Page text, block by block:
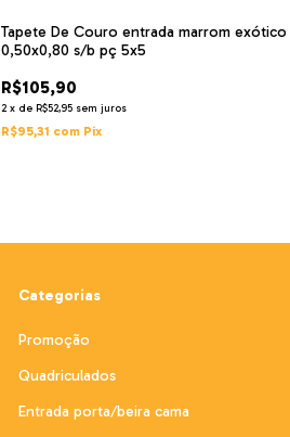
Tapete De Couro entrada marrom exótico
0,50x0,80 s/b pç 5x5
R$105,90
2 x de R$52,95 sem juros
R$95,31 com Pix
Categorias
Promoção
Quadriculados
Entrada porta/beira cama